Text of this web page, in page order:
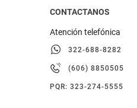
otros
hogar
CONTACTANOS
Atención telefónica
322-688-8282
(606) 8850505
PQR: 323-274-5555